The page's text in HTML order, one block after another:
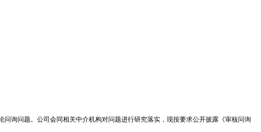
询问题。公司会同相关中介机构对问题进行研究落实，现按要求公开披露《审核问询